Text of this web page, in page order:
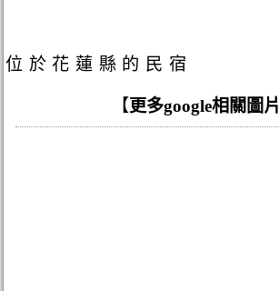
位於花蓮縣的民宿
【 更多google相關圖片